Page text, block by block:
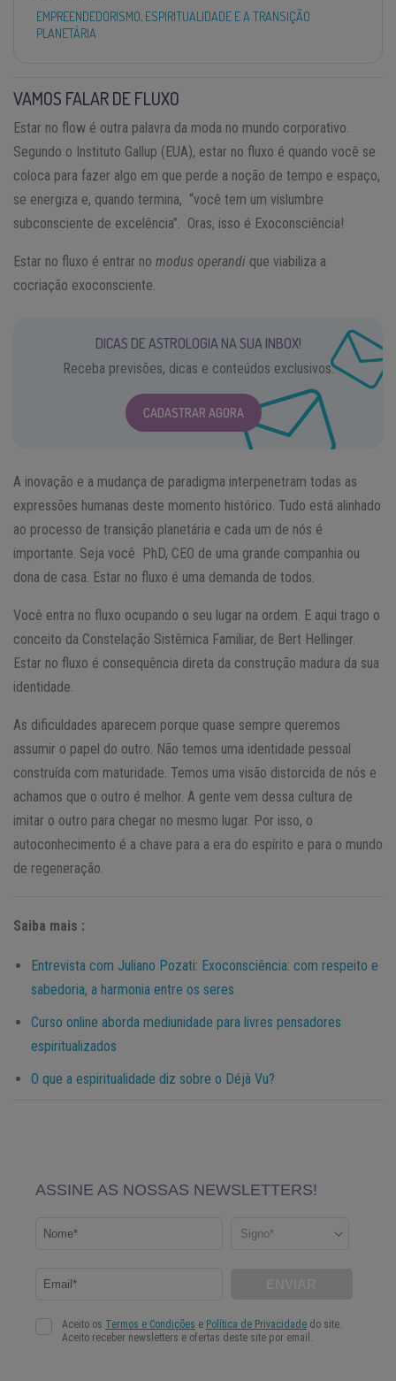
EMPREENDEDORISMO, ESPIRITUALIDADE E A TRANSIÇÃO
PLANETÁRIA
VAMOS FALAR DE FLUXO
Estar no flow é outra palavra da moda no mundo corporativo.
Segundo o Instituto Gallup (EUA), estar no fluxo é quando você se
coloca para fazer algo em que perde a noção de tempo e espaço,
se energiza e, quando termina, “você tem um vislumbre
subconsciente de excelência”. Oras, isso é Exoconsciência!
Estar no fluxo é entrar no modus operandi que viabiliza a
cocriação exoconsciente.
DICAS DE ASTROLOGIA NA SUA INBOX!
Receba previsões, dicas e conteúdos exclusivos.
CADASTRAR AGORA
A inovação e a mudança de paradigma interpenetram todas as
expressões humanas deste momento histórico. Tudo está alinhado
ao processo de transição planetária e cada um de nós é
importante. Seja você PhD, CEO de uma grande companhia ou
dona de casa. Estar no fluxo é uma demanda de todos.
Você entra no fluxo ocupando o seu lugar na ordem. E aqui trago o
conceito da Constelação Sistêmica Familiar, de Bert Hellinger.
Estar no fluxo é consequência direta da construção madura da sua
identidade.
As dificuldades aparecem porque quase sempre queremos
assumir o papel do outro. Não temos uma identidade pessoal
construída com maturidade. Temos uma visão distorcida de nós e
achamos que o outro é melhor. A gente vem dessa cultura de
imitar o outro para chegar no mesmo lugar. Por isso, o
autoconhecimento é a chave para a era do espírito e para o mundo
de regeneração.
Saiba mais :
Entrevista com Juliano Pozati: Exoconsciência: com respeito e
sabedoria, a harmonia entre os seres
Curso online aborda mediunidade para livres pensadores
espiritualizados
O que a espiritualidade diz sobre o Déjà Vu?